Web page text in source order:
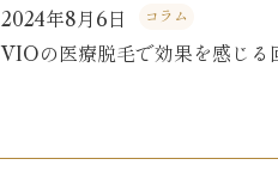
2024年8月6日 コラム
VIOの医療脱毛で効果を感じる